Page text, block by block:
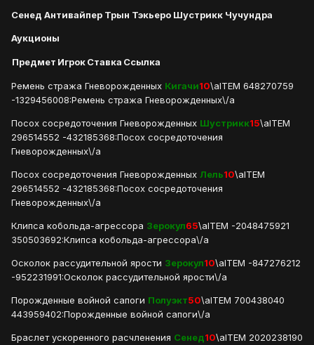
Сенед Антивайпер Трын Тэкьеро Шустрикк Чучундра
Аукционы
Предмет ИгрокСтавка Ссылка
Ремень стража Гневорожденных Кигачи10\aITEM 648270759
-1329456008:Ремень стража Гневорожденных\/a
Посох сосредоточения Гневорожденных Шустрикк15\aITEM
296514552 -432185368:Посох сосредоточения
Гневорожденных\/a
Посох сосредоточения Гневорожденных Лель10\aITEM
296514552 -432185368:Посох сосредоточения
Гневорожденных\/a
Клипса кобольда-агрессора Зерокул65\aITEM -2048475921
350503692:Клипса кобольда-агрессора\/a
Осколок рассудительной ярости Зерокул10\aITEM -847276212
-952231991:Осколок рассудительной ярости\/a
Порожденные войной сапоги Полуэкт50\aITEM 700438040
443959402:Порожденные войной сапоги\/a
Браслет ускоренного расчленения Сенед10\aITEM 2020238190